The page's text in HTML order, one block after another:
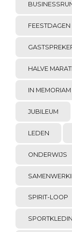
FEESTDAGEN
HALVE
IN MEMORIAM
JUBILEUM
LEDEN
ONDERWIJS
SPIRIT-LOOP